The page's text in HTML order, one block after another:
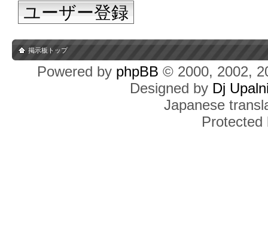
ユーザー登録
掲示板トップ
Powered by phpBB © 2000, 2002,
Designed by Dj
Japanese